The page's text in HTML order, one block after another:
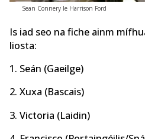
Sean Connery le Harrison Ford
Is iad seo na fiche ainm
liosta:
1. Seán (Gaeilge)
2. Xuxa (Bascais)
3. Victoria (Laidin)